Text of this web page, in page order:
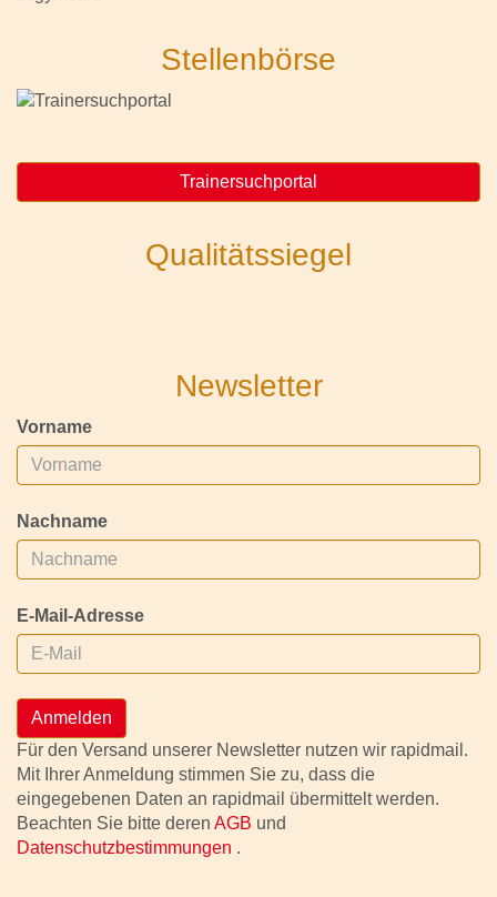
Stellenbörse
Trainersuchportal
Qualitätssiegel
Newsletter
Vorname
Nachname
E-Mail-Adresse
Anmelden
Für den Versand unserer Newsletter nutzen wir rapidmail.
Mit Ihrer Anmeldung stimmen Sie zu, dass die
eingegebenen Daten an rapidmail übermittelt werden.
Beachten Sie bitte deren AGB und
Datenschutzbestimmungen .